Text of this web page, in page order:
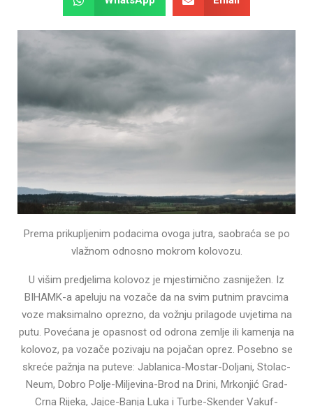
Prema prikupljenim podacima ovoga jutra, saobraća se po
vlažnom odnosno mokrom kolovozu.
U višim predjelima kolovoz je mjestimično zasniježen. Iz
BIHAMK-a apeluju na vozače da na svim putnim pravcima
voze maksimalno oprezno, da vožnju prilagode uvjetima na
putu. Povećana je opasnost od odrona zemlje ili kamenja na
kolovoz, pa vozače pozivaju na pojačan oprez. Posebno se
skreće pažnja na puteve: Jablanica-Mostar-Doljani, Stolac-
Neum, Dobro Polje-Miljevina-Brod na Drini, Mrkonjić Grad-
Crna Rijeka, Jajce-Banja Luka i Turbe-Skender Vakuf-